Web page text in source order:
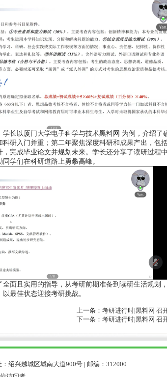
长以厦门大学电子科学与技术黑料网 为例，介绍了
研入门并重；第二年聚焦深度科研和成果产出，包
完成毕业论文并规划未来。学长还分享了读研过程
学们在科研道路上勇攀高峰。
面且实用的指导，从考研前期准备到读研生活规划
最佳状态迎接考研挑战。
上一条： 考研进行时|黑料网 召
下一条： 考研进行时|黑料网 召
绍兴越城区城南大道900号 | 邮编：312000